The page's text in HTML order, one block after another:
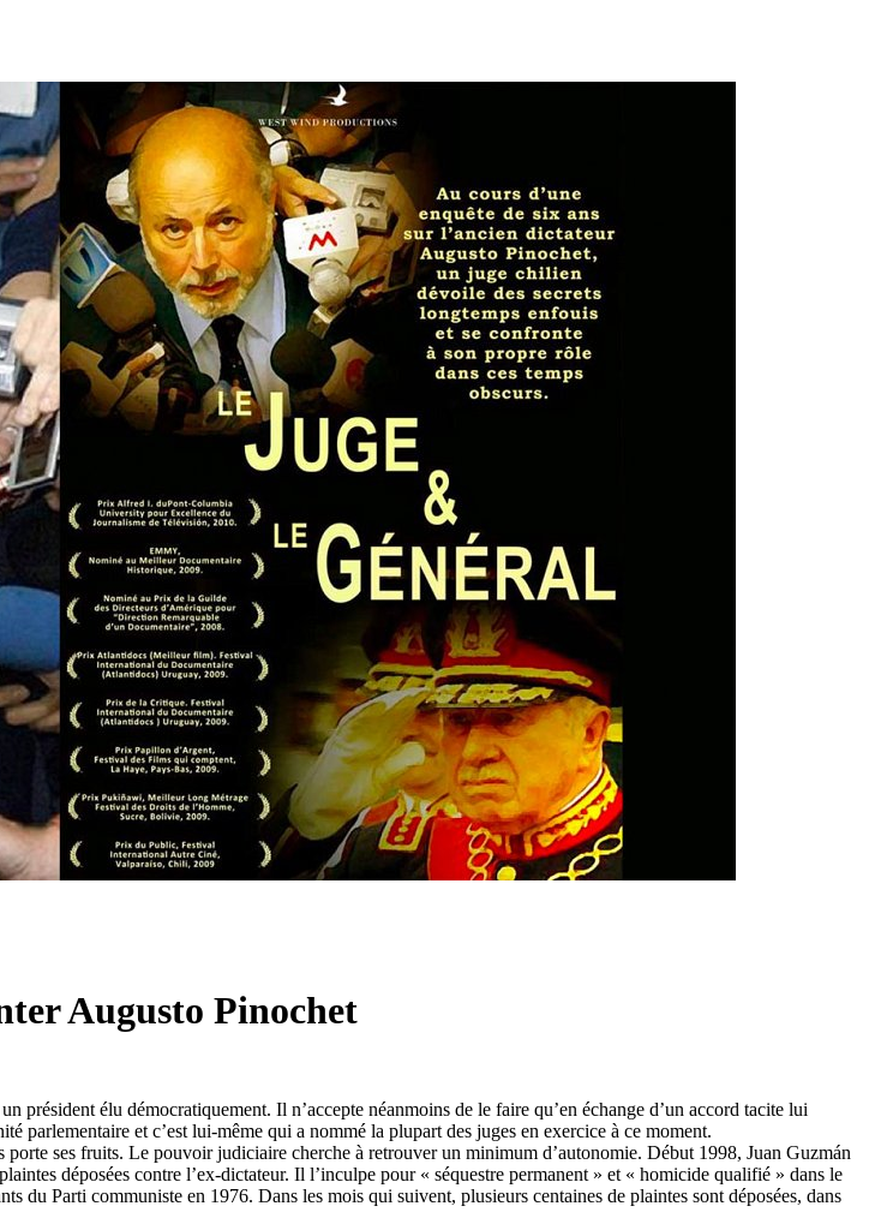
Augusto Pinochet
président élu démocratiquement. Il n’accepte néanmoins de le faire qu’en échange d’un accord tacite lui
parlementaire et c’est lui-même qui a nommé la plupart des juges en exercice à ce moment.
ses fruits. Le pouvoir judiciaire cherche à retrouver un minimum d’autonomie. Début 1998, Juan Guzmán
déposées contre l’ex-dictateur. Il l’inculpe pour « séquestre permanent » et « homicide qualifié » dans le
du Parti communiste en 1976. Dans les mois qui suivent, plusieurs centaines de plaintes sont déposées, dans